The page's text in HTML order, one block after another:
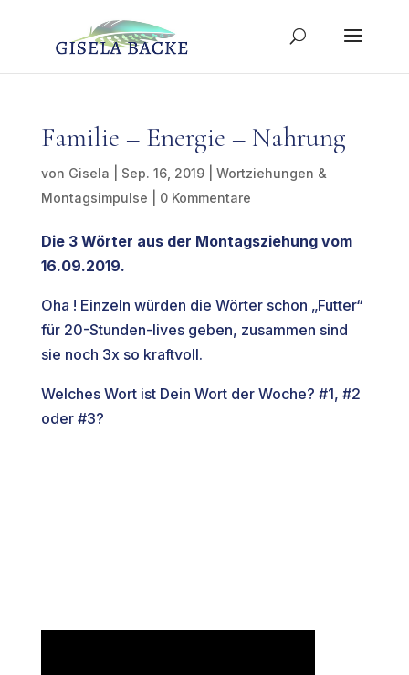
Familie – Energie – Nahrung
von Gisela Sep. 16, 2019| Wortziehungen &
Montagsimpulse
0 Kommentare
Die 3 Wörter aus der Montagsziehung vom
16.09.2019.
Oha ! Einzeln würden die Wörter schon „Futter“
für 20-Stunden-lives geben, zusammen sind
sie noch 3x so kraftvoll.
Welches Wort ist Dein Wort der Woche? #1, #2
oder #3?